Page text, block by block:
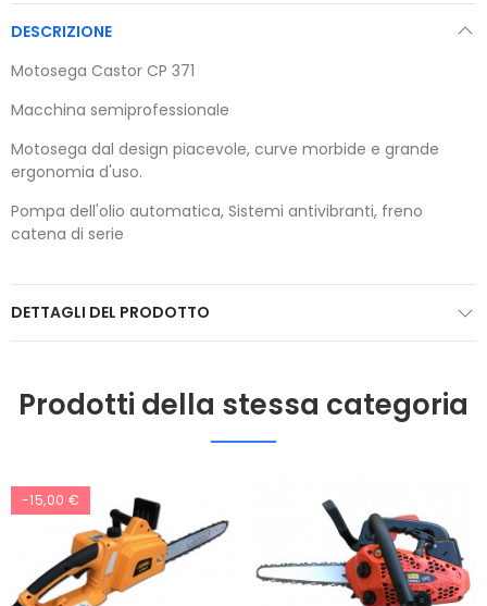
DESCRIZIONE
Motosega Castor CP 371
Macchina semiprofessionale
Motosega dal design piacevole, curve morbide e grande
ergonomia d'uso.
Pompa dell'olio automatica, Sistemi antivibranti, freno
catena di serie
DETTAGLI DEL PRODOTTO
Prodotti della stessa categoria
-15,00 €